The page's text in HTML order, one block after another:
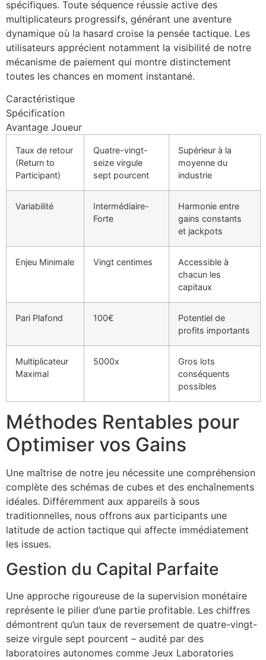
spécifiques. Toute séquence réussie active des
multiplicateurs progressifs, générant une aventure
dynamique où la hasard croise la pensée tactique. Les
utilisateurs apprécient notamment la visibilité de notre
mécanisme de paiement qui montre distinctement
toutes les chances en moment instantané.
Caractéristique
Spécification
Avantage Joueur
Taux de retour
(Return to
Participant)
Quatre-vingt-
seize virgule
sept pourcent
Supérieur à la
moyenne du
industrie
Variabilité
Intermédiaire-
Forte
Harmonie entre
gains constants
et jackpots
Enjeu Minimale Vingt centimes
Accessible à
chacun les
capitaux
Pari Plafond 100€
Potentiel de
profits importants
Multiplicateur
Maximal
5000x
Gros lots
conséquents
possibles
Méthodes Rentables pour
Optimiser vos Gains
Une maîtrise de notre jeu nécessite une compréhension
complète des schémas de cubes et des enchaînements
idéales. Différemment aux appareils à sous
traditionnelles, nous offrons aux participants une
latitude de action tactique qui affecte immédiatement
les issues.
Gestion du Capital Parfaite
Une approche rigoureuse de la supervision monétaire
représente le pilier d’une partie profitable. Les chiffres
démontrent qu’un taux de reversement de quatre-vingt-
seize virgule sept pourcent – audité par des
laboratoires autonomes comme Jeux Laboratories